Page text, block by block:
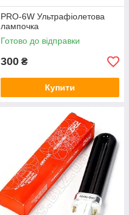
PRO-6W Ультрафіолетова
лампочка
Готово до відправки
300 ₴
Купити